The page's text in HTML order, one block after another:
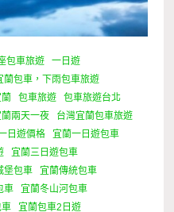
包車旅遊
一日遊
蘭包車，下雨包車旅遊
包車旅遊
包車旅遊台北
兩天一夜
台灣宜蘭包車旅遊
日遊價格
宜蘭一日遊包車
宜蘭三日遊包車
堡包車
宜蘭傳統包車
車
宜蘭冬山河包車
車
宜蘭包車2日遊